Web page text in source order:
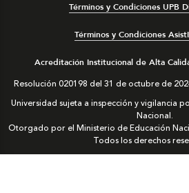
Términos y Condiciones UPB
Términos y Condiciones
Acreditación Institucional de Alta
Resolución 020198 del 31 de octubre de
Universidad sujeta a inspección y vigilancia
Nacional.
Otorgado por el Ministerio de Educación
Todos los derechos